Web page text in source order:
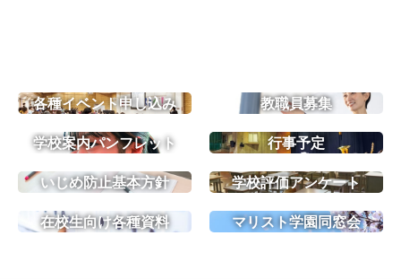
各種イベント申し込み 教職員募集
学校案内パンフレット 行事予定
いじめ防止基本方針 学校評価アンケート
在校生向け各種資料 マリスト学園同窓会